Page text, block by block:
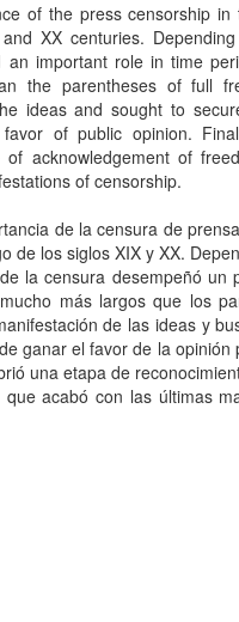
of the press censorship
XX centuries.
an important role in time
the parentheses of full
ideas and sought to
of public opinion.
acknowledgement of
of censorship.
de la censura de
de los siglos XIX y XX.
la censura desempeñó un
más largos que los
de las ideas y
ganar el favor de la opinión
una etapa de
acabó con las últimas